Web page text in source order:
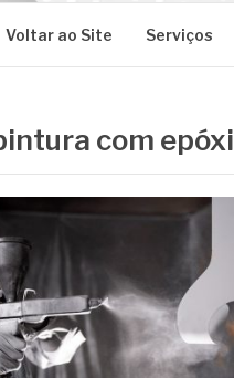
Voltar ao Site Serviços
com epóxi